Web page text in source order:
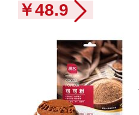
￥48.9